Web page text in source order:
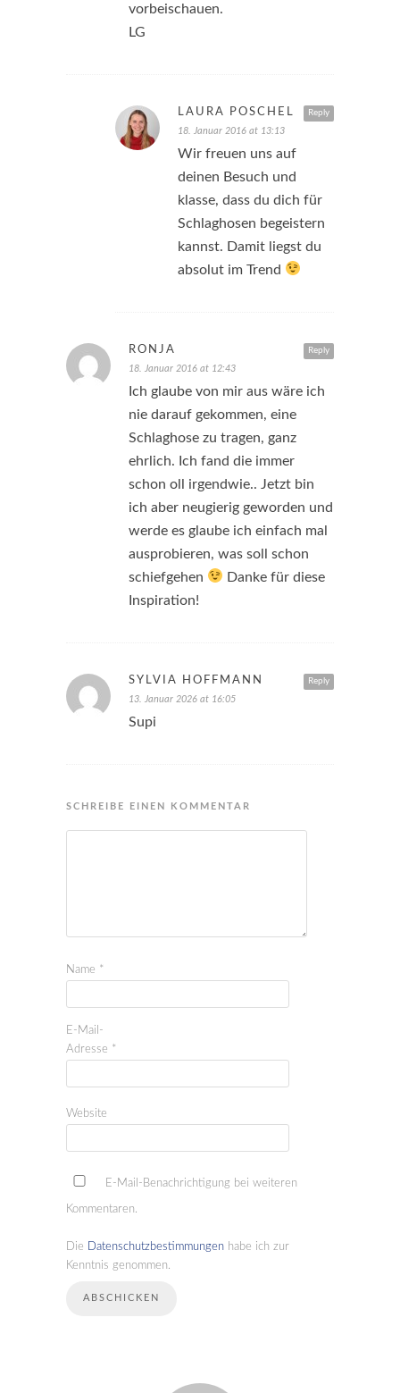
vorbeischauen.
LG
Reply
LAURA PÖSCHEL
18. Januar 2016 at 13:13
Wir freuen uns auf
deinen Besuch und
klasse, dass du dich für
Schlaghosen begeistern
kannst. Damit liegst du
absolut im Trend
Reply
RONJA
18. Januar 2016 at 12:43
Ich glaube von mir aus wäre ich
nie darauf gekommen, eine
Schlaghose zu tragen, ganz
ehrlich. Ich fand die immer
schon oll irgendwie.. Jetzt bin
ich aber neugierig geworden und
werde es glaube ich einfach mal
ausprobieren, was soll schon
schiefgehen
Danke für diese
Inspiration!
Reply
SYLVIA HOFFMANN
13. Januar 2026 at 16:05
Supi
SCHREIBE EINEN KOMMENTAR
Name *
E-Mail-
Adresse *
Website
E-Mail-Benachrichtigung bei weiteren
Kommentaren.
Die Datenschutzbestimmungen habe ich zur
Kenntnis genommen.